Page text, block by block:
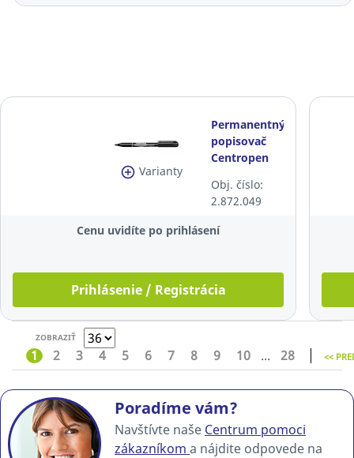
Varianty
Permanentný
popisovač
Centropen
hrot, čierny
Obj. číslo:
2.872.049
Cenu uvidíte po prihlásení
Prihlásenie / Registrácia
ZOBRAZIŤ
1 2 3 4 5 6 7 8 9 10 ... 28 <<
Poradíme vám?
Navštívte naše Centrum pomoci
zákazníkom a nájdite odpovede na